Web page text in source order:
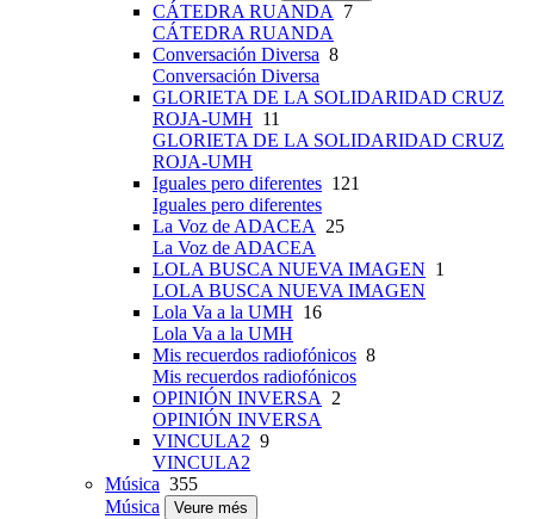
CÁTEDRA RUANDA
7
CÁTEDRA RUANDA
Conversación Diversa 8
Conversación Diversa
GLORIETA DE LA SOLIDARIDAD CRUZ
ROJA-UMH 11
GLORIETA DE LA SOLIDARIDAD CRUZ
ROJA-UMH
Iguales pero diferentes 121
Iguales pero diferentes
La Voz de ADACEA
25
La Voz de ADACEA
LOLA BUSCA NUEVA IMAGEN 1
LOLA BUSCA NUEVA IMAGEN
Lola Va a la UMH 16
Lola Va a la UMH
Mis recuerdos radiofónicos 8
Mis recuerdos radiofónicos
OPINIÓN INVERSA
2
OPINIÓN INVERSA
VINCULA2 9
VINCULA2
Música 355
Música
Veure més